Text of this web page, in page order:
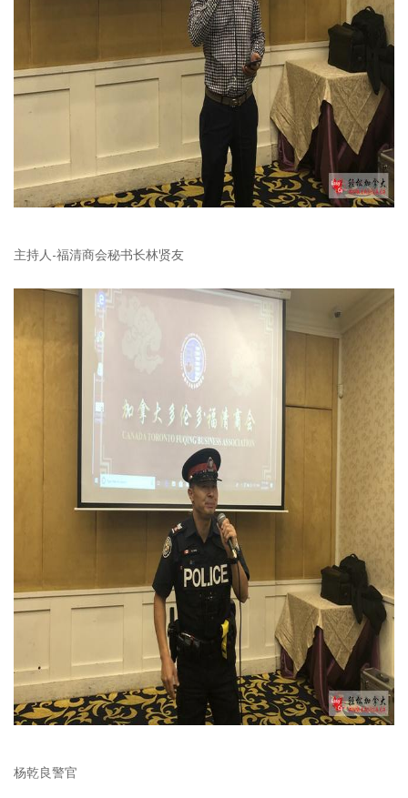
主持人-福清商会秘书长林贤友
杨乾良警官